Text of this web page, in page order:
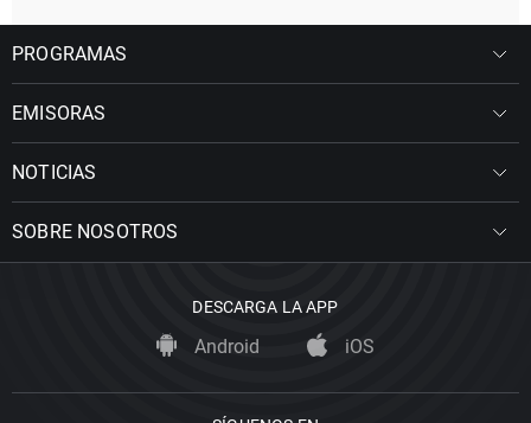
PROGRAMAS
EMISORAS
NOTICIAS
SOBRE NOSOTROS
DESCARGA LA APP
Android iOS